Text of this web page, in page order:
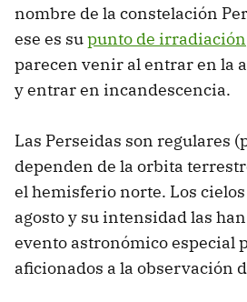
nombre de la constelación
ese es supunto de irradiación
parecen venir al entrar en la
y entrar en incandescencia.
Las Perseidas son regulares
dependen de la orbita
el hemisferio norte. Los
agosto y su intensidad las
evento astronómico especial
aficionados a la observación